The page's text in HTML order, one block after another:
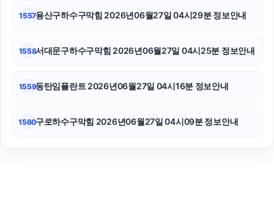
1557용산구하수구막힘 2026년06월27일 04시29분 정보안내
1558서대문구하수구막힘 2026년06월27일 04시25분 정보안내
1559동탄임플란트 2026년06월27일 04시16분 정보안내
1560구로하수구막힘 2026년06월27일 04시09분 정보안내